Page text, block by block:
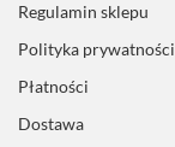
Regulamin sklepu
Polityka prywatności
Płatności
Dostawa